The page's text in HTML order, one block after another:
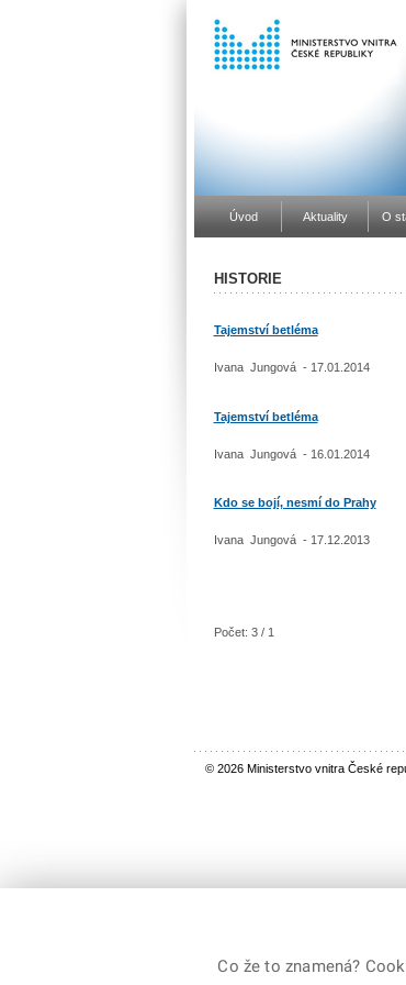
Úvod Aktuality O
HISTORIE
Tajemství betléma
Ivana Jungová - 17.01.2014
Tajemství betléma
Ivana Jungová - 16.01.2014
Kdo se bojí, nesmí do Prahy
Ivana Jungová - 17.12.2013
Počet: 3 / 1
© 2026 Ministerstvo vnitra České
Co že to znamená?